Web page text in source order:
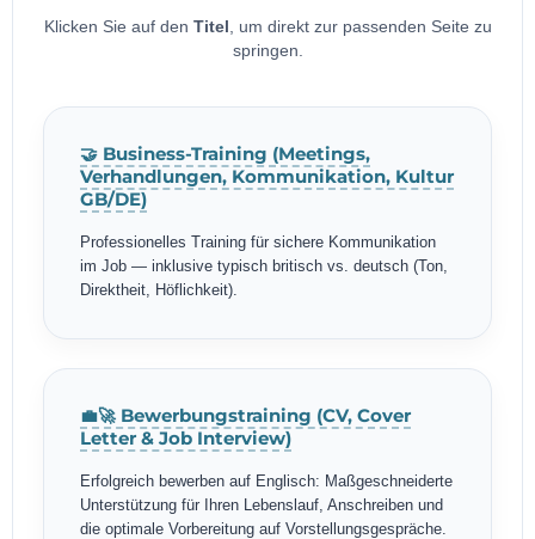
Klicken Sie auf den Titel , um direkt zur passenden Seite zu
springen.
🤝 Business-Training (Meetings,
Verhandlungen, Kommunikation, Kultur
GB/DE)
Professionelles Training für sichere Kommunikation
im Job — inklusive typisch britisch vs. deutsch (Ton,
Direktheit, Höflichkeit).
💼🚀 Bewerbungstraining (CV, Cover
Letter & Job Interview)
Erfolgreich bewerben auf Englisch: Maßgeschneiderte
Unterstützung für Ihren Lebenslauf, Anschreiben und
die optimale Vorbereitung auf Vorstellungsgespräche.